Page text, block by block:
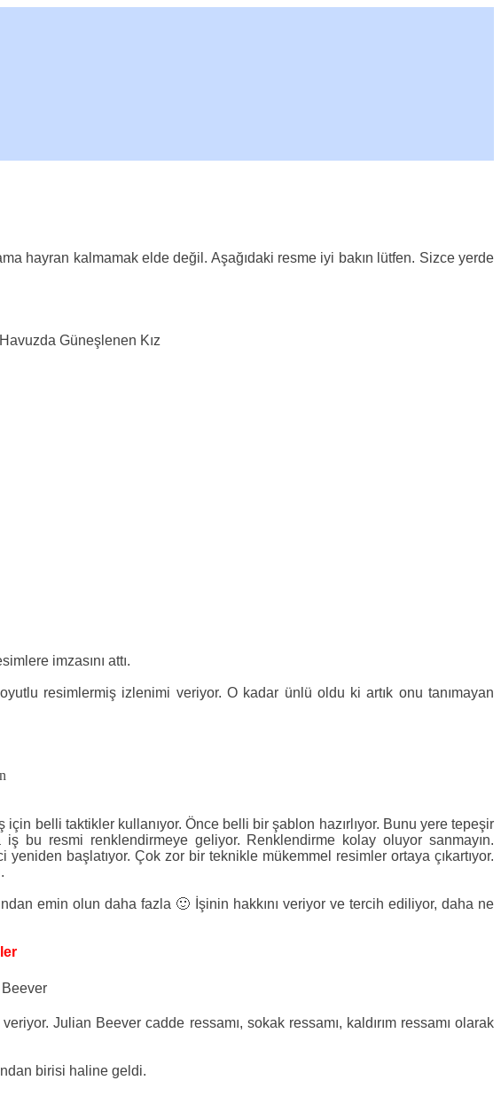
hayran kalmamak elde değil. Aşağıdaki resme iyi bakın lütfen. Sizce yerde
imzasını attı.
resimlermiş izlenimi veriyor. O kadar ünlü oldu ki artık onu tanımayan
belli taktikler kullanıyor. Önce belli bir şablon hazırlıyor. Bunu yere tepeşir
bu resmi renklendirmeye geliyor. Renklendirme kolay oluyor sanmayın.
başlatıyor. Çok zor bir teknikle mükemmel resimler ortaya çıkartıyor.
emin olun daha fazla 🙂 İşinin hakkını veriyor ve tercih ediliyor, daha ne
Julian Beever cadde ressamı, sokak ressamı, kaldırım ressamı olarak
birisi haline geldi.